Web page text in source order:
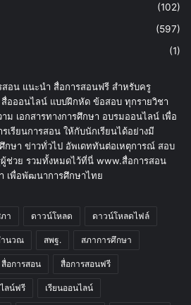
(102)
(597)
(1)
อน แนะนำ สื่อการสอนฟรี สำหรับครู
สื่อออนไลน์ แบบฝึกหัด ข้อสอบ ทุกรายวิชา
ม เอกสารทางการศึกษา อบรมออนไลน์ เพื่อ
เรียนการสอน ให้กับนักเรียนได้อย่างมี
กษา ข่าวทั่วไป อัพเดททันต่อเหตุการณ์ สอบ
ช่วย รวมทั้งหมดไว้ที่นี่ www.สื่อการสอน
เพื่อพัฒนาการศึกษาไทย
า ดาวน์โหลด ดาวน์โหลดไฟล์
ำนวณ สพฐ. สภาการศึกษา
สื่อการสอน สื่อการสอนฟรี
ลน์ฟรี เรียนออนไลน์